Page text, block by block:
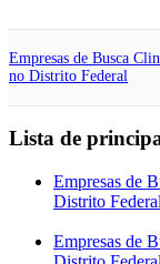
Empresas de Busca
no Distrito Federal
Lista de
Empresas de
Distrito Federal
Empresas de